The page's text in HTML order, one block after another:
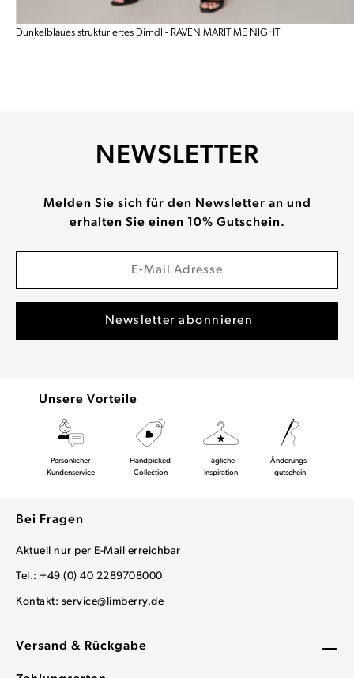
Dunkelblaues strukturiertes Dirndl - RAVEN MARITIME NIGHT
Versand & Rückgabe
NEWSLETTER
Melden Sie sich für den Newsletter an und
erhalten Sie einen 10% Gutschein.
Unsere Vorteile
Persönlicher
Kundenservice
Handpicked
Collection
Tägliche
Inspiration
Änderungs-
gutschein
Bei Fragen
Aktuell nur per E-Mail erreichbar
Tel.: +49 (0) 40 2289708000
Kontakt: service@limberry.de